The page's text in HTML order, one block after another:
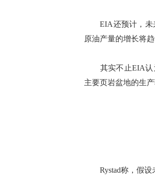
EIA还预计，未来
原油产量的增长将趋
其实不止EIA认为
主要页岩盆地的生
Rystad称，假设未